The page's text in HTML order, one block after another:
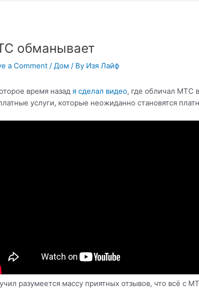
обманывает
a Comment /Дом / By Изя Лайф
время назадя сделал видео, где обличал МТС
услуги, которые неожиданно становятся
разумеется массу приятных отзывов, что всё с